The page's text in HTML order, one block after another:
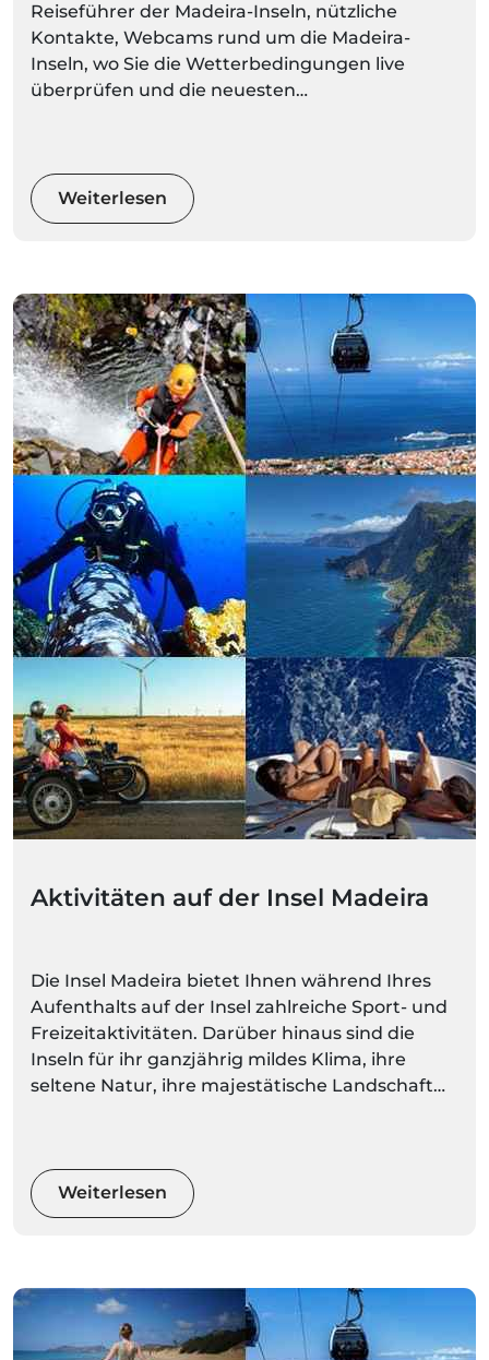
Reiseführer der Madeira-Inseln, nützliche
Kontakte, Webcams rund um die Madeira-
Inseln, wo Sie die Wetterbedingungen live
überprüfen und die neuesten
Weiterlesen
Aktivitäten auf der Insel Madeira
Die Insel Madeira bietet Ihnen während Ihres
Aufenthalts auf der Insel zahlreiche Sport- und
Freizeitaktivitäten. Darüber hinaus sind die
Inseln für ihr ganzjährig mildes Klima, ihre
seltene Natur, ihre majestätische Landschaft
Ihren Adrenalinspiegel mit Extremsportarten
wecken.
Weiterlesen